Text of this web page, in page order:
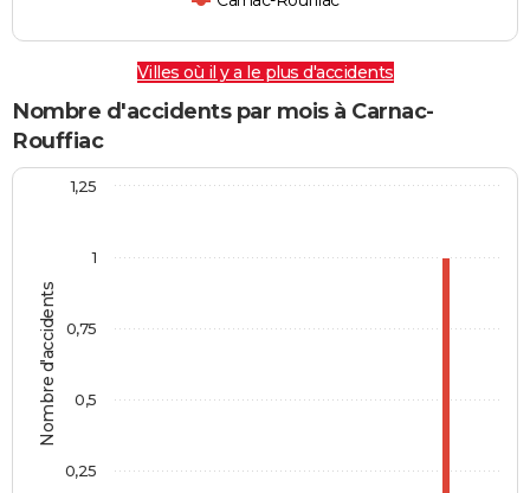
Villes où il y a le plus d'accidents
Nombre d'accidents par mois à Carnac-
Rouffiac
Nombre d'accidents
1
0,25
0,5
0,75
1,25